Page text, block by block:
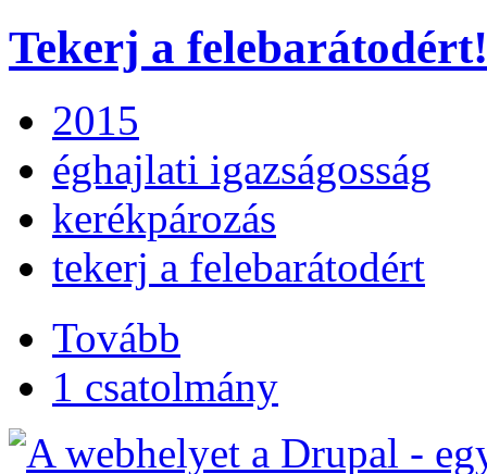
Tekerj a felebarátodért!
2015
éghajlati igazságosság
kerékpározás
tekerj a felebarátodért
Tovább
1 csatolmány